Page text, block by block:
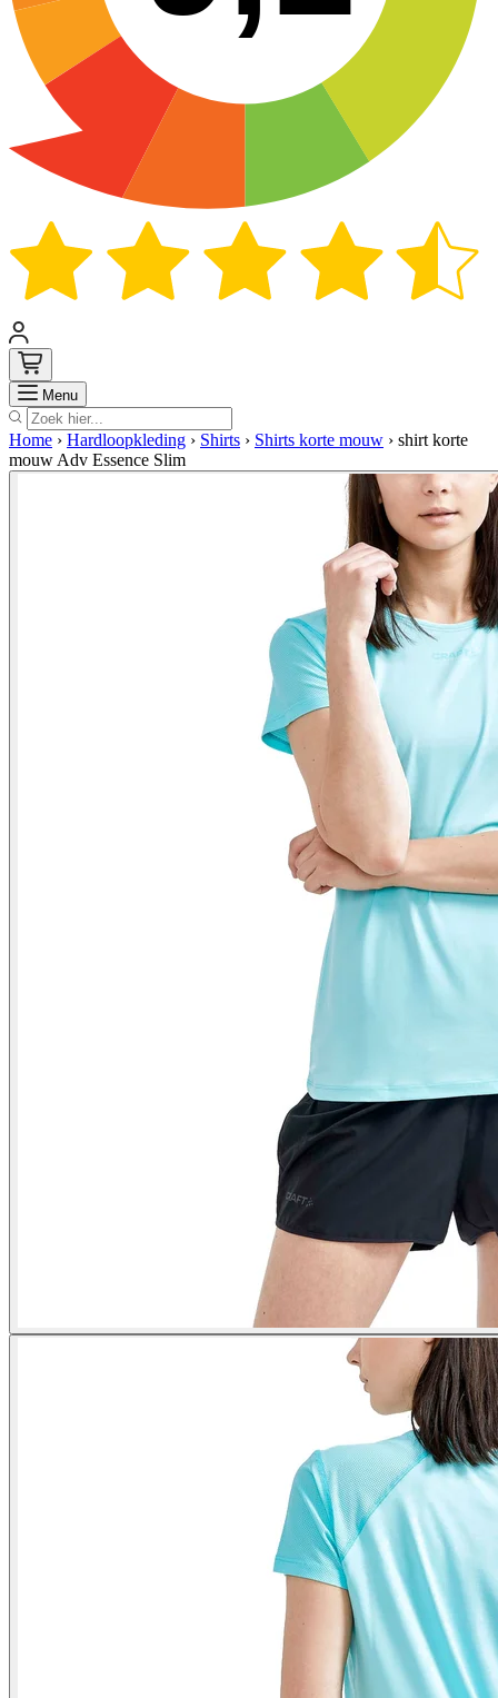
Menu Zoek
Home › Hardloopkleding › Shirts › Shirts korte mouw › shirt korte
mouw Adv Essence Slim